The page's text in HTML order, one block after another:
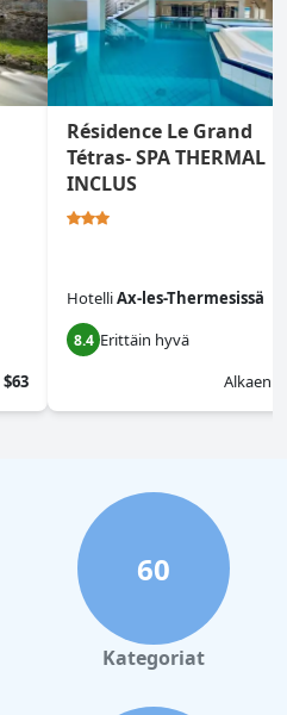
$63
Résidence Le Grand
Tétras- SPA THERMAL
INCLUS
HotelliAx-les-Thermesissä
8.4 Erittäin hyvä
Alkaen
60
Kategoriat